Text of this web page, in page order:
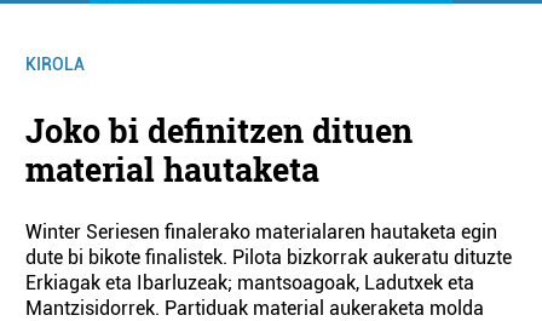
KIROLA
Joko bi definitzen dituen
material hautaketa
Winter Seriesen finalerako materialaren hautaketa egin
dute bi bikote finalistek. Pilota bizkorrak aukeratu dituzte
Erkiagak eta Ibarluzeak; mantsoagoak, Ladutxek eta
Mantzisidorrek. Partiduak material aukeraketa molda